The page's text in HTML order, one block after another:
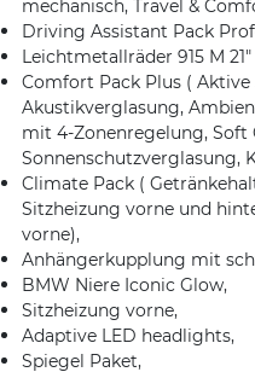
mechanisch, Travel &
Driving Assistant Pack
Leichtmetallräder 915 M
Comfort Pack Plus (
Akustikverglasung,
mit 4-Zonenregelung, Soft
Sonnenschutzverglasung,
Climate Pack (
Sitzheizung vorne und
vorne),
Anhängerkupplung mit
BMW Niere Iconic Glow,
Sitzheizung vorne,
Adaptive LED headlights,
Spiegel Paket,